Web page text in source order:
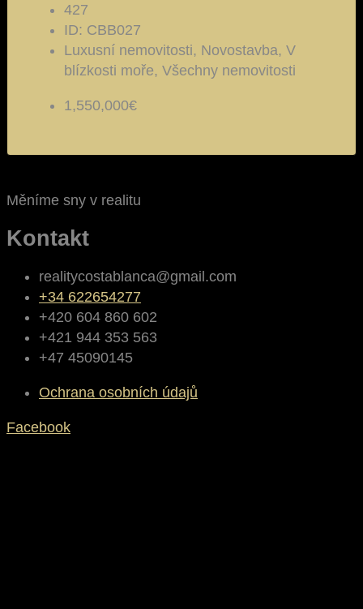
427
ID: CBB027
Luxusní nemovitosti, Novostavba, V
blízkosti moře, Všechny nemovitosti
1,550,000€
Měníme sny v realitu
Kontakt
realitycostablanca@gmail.com
+34 622654277
+420 604 860 602
+421 944 353 563
+47 45090145
Ochrana osobních údajů
Facebook